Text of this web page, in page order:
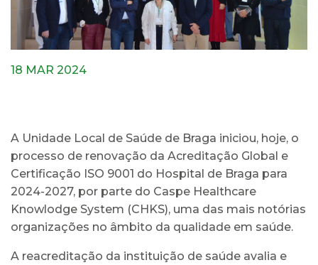
18 MAR 2024
A Unidade Local de Saúde de Braga iniciou, hoje, o
processo de renovação da Acreditação Global e
Certificação ISO 9001 do Hospital de Braga para
2024-2027, por parte do Caspe Healthcare
Knowlodge System (CHKS), uma das mais notórias
organizações no âmbito da qualidade em saúde.
A reacreditação da instituição de saúde avalia e